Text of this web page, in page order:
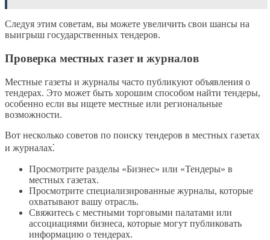
Следуя этим советам, вы можете увеличить свои шансы на
выигрыш государственных тендеров.
Проверка местных газет и журналов
Местные газеты и журналы часто публикуют объявления о
тендерах. Это может быть хорошим способом найти тендеры,
особенно если вы ищете местные или региональные
возможности.
Вот несколько советов по поиску тендеров в местных газетах
и журналах⁚
Просмотрите разделы «Бизнес» или «Тендеры» в
местных газетах.
Просмотрите специализированные журналы, которые
охватывают вашу отрасль.
Свяжитесь с местными торговыми палатами или
ассоциациями бизнеса, которые могут публиковать
информацию о тендерах.